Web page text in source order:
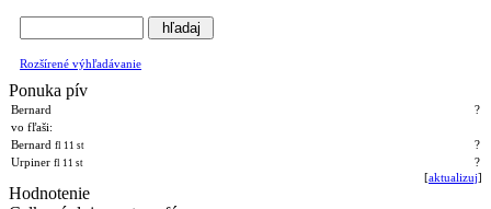
Rozšírené výhľadávanie
Ponuka pív
Bernard
?
vo fľaši:
Bernard fl 11 st
?
Urpiner fl 11 st
?
[aktualizuj]
Hodnotenie